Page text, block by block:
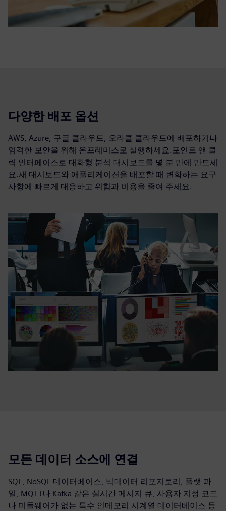
다양한 배포 옵션
AWS, Azure, 구글 클라우드, 오라클 클라우드에 배포하거나
엄격한 보안을 위해 온프레미스로 실행하세요.포인트 앤 클
릭 인터페이스로 대화형 분석 대시보드를 몇 분 만에 만드세
요.새 대시보드와 애플리케이션을 배포할 때 변화하는 요구
사항에 빠르게 대응하고 위험과 비용을 줄여 주세요.
모든 데이터 소스에 연결
SQL, NoSQL 데이터베이스, 빅데이터 리포지토리, 플랫 파
일, MQTT나 Kafka 같은 실시간 메시지 큐, 사용자 지정 코드
나 미들웨어가 없는 특수 인메모리 시계열 데이터베이스 등